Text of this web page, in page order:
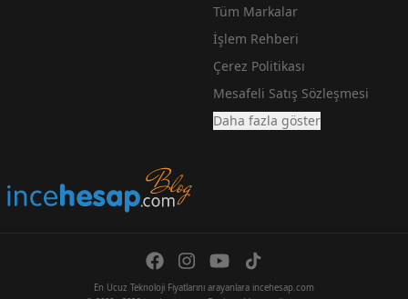
Tüm Markalar
İşlem Rehberi
Çerez Politikası
Mesafeli Satış Sözleşmesi
Daha fazla göster
En Ucuz Teknoloji Fiyatlarını arayanlara incehesap.com